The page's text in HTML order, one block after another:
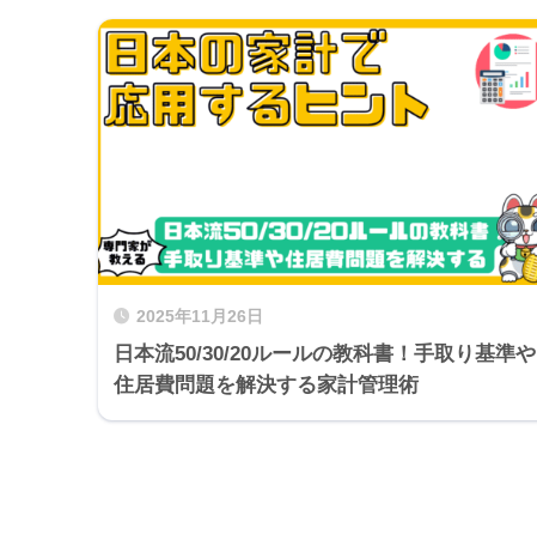
2025年11月26日
日本流50/30/20ルールの教科書！手取り基準や
住居費問題を解決する家計管理術